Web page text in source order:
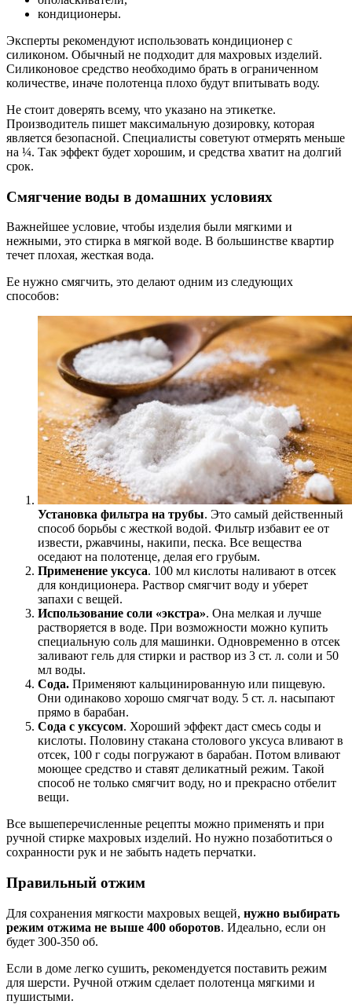
кондиционеры.
Эксперты рекомендуют использовать кондиционер с
силиконом. Обычный не подходит для махровых изделий.
Силиконовое средство необходимо брать в ограниченном
количестве, иначе полотенца плохо будут впитывать воду.
Не стоит доверять всему, что указано на этикетке.
Производитель пишет максимальную дозировку, которая
является безопасной. Специалисты советуют отмерять меньше
на ¼. Так эффект будет хорошим, и средства хватит на долгий
срок.
Смягчение воды в домашних условиях
Важнейшее условие, чтобы изделия были мягкими и
нежными, это стирка в мягкой воде. В большинстве квартир
течет плохая, жесткая вода.
Ее нужно смягчить, это делают одним из следующих
способов:
Установка фильтра на трубы. Это самый действенный
способ борьбы с жесткой водой. Фильтр избавит ее от
извести, ржавчины, накипи, песка. Все вещества
оседают на полотенце, делая его грубым.
Применение уксуса. 100 мл кислоты наливают в отсек
для кондиционера. Раствор смягчит воду и уберет
запахи с вещей.
Использование соли «экстра». Она мелкая и лучше
растворяется в воде. При возможности можно купить
специальную соль для машинки. Одновременно в отсек
заливают гель для стирки и раствор из 3 ст. л. соли и 50
мл воды.
Сода. Применяют кальцинированную или пищевую.
Они одинаково хорошо смягчат воду. 5 ст. л. насыпают
прямо в барабан.
Сода с уксусом. Хороший эффект даст смесь соды и
кислоты. Половину стакана столового уксуса вливают в
отсек, 100 г соды погружают в барабан. Потом вливают
моющее средство и ставят деликатный режим. Такой
способ не только смягчит воду, но и прекрасно отбелит
вещи.
Все вышеперечисленные рецепты можно применять и при
ручной стирке махровых изделий. Но нужно позаботиться о
сохранности рук и не забыть надеть перчатки.
Правильный отжим
Для сохранения мягкости махровых вещей, нужно выбирать
режим отжима не выше 400 оборотов. Идеально, если он
будет 300-350 об.
Если в доме легко сушить, рекомендуется поставить режим
для шерсти. Ручной отжим сделает полотенца мягкими и
пушистыми.